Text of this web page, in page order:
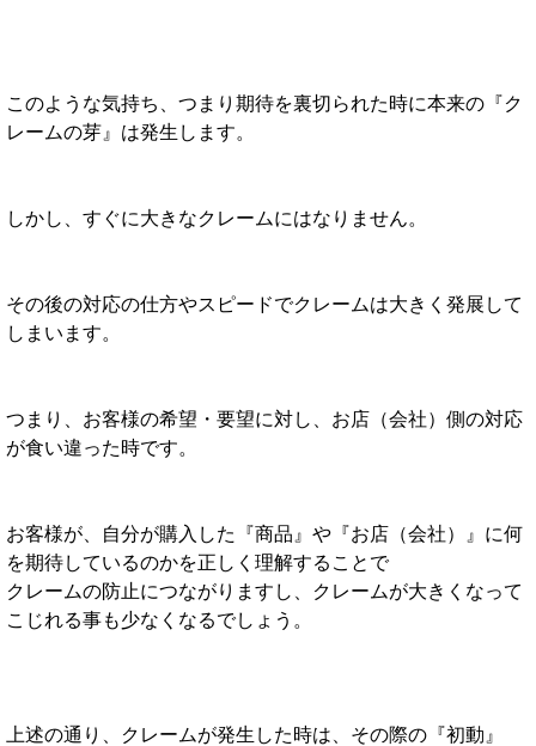
このような気持ち、つまり期待を裏切られた時に本来の『ク
レームの芽』は発生します。
しかし、すぐに大きなクレームにはなりません。
その後の対応の仕方やスピードでクレームは大きく発展して
しまいます。
つまり、お客様の希望・要望に対し、お店（会社）側の対応
が食い違った時です。
お客様が、自分が購入した『商品』や『お店（会社）』に何
を期待しているのかを正しく理解することで
クレームの防止につながりますし、クレームが大きくなって
こじれる事も少なくなるでしょう。
上述の通り、クレームが発生した時は、その際の『初動』